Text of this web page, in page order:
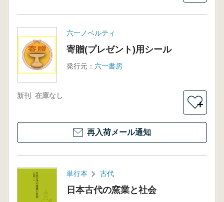
六一ノベルティ
寄贈(プレゼント)用シール
発行元： 六一書房
新刊 在庫なし
＋
再入荷メール通知
単行本 古代
日本古代の窯業と社会